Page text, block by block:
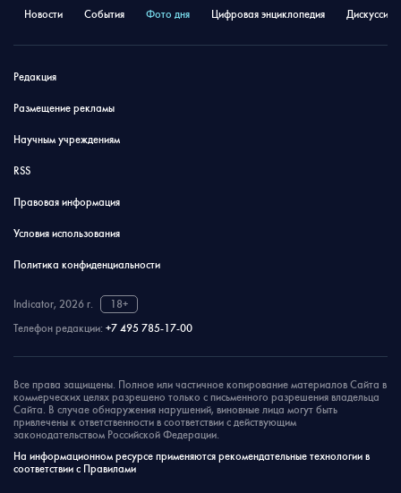
Новости События Фото дня Цифровая энциклопедия
Редакция
Размещение рекламы
Научным учреждениям
RSS
Правовая информация
Условия использования
Политика конфиденциальности
Indicator, 2026 г.
18+
Телефон редакции: +7 495 785-17-00
Все права защищены. Полное или частичное копирование материалов Сайта в
коммерческих целях разрешено только с письменного разрешения владельца
Сайта. В случае обнаружения нарушений, виновные лица могут быть
привлечены к ответственности в соответствии с действующим
законодательством Российской Федерации.
На информационном ресурсе применяются рекомендательные технологии в
соответствии с Правилами